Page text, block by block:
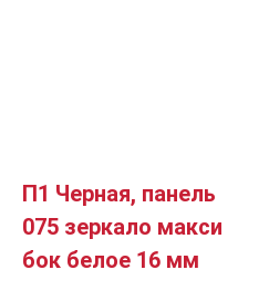
П1 Черная, панель
075 зеркало макси
бок белое 16 мм